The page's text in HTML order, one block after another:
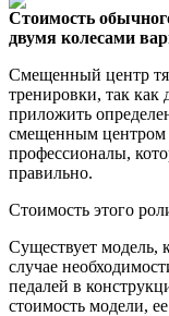
Стоимость
двумя колесами
Смещенный центр
тренировки, так как
приложить
смещенным центром
профессионалы,
правильно.
Стоимость этого
Существует модель,
случае
педалей в
стоимость модели,